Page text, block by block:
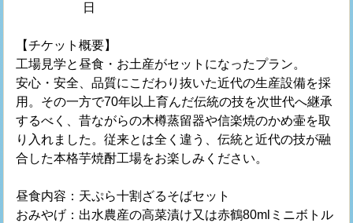
日
【チケット概要】
工場見学と昼食・お土産がセットになったプラン。
安心・安全、品質にこだわり抜いた近代の生産設備を採
用。その一方で70年以上育んだ伝統の技を次世代へ継承
するべく、昔ながらの木樽蒸留器や信楽焼のかめ壷を取
り入れました。従来とは全く違う、伝統と近代の技が融
合した本格芋焼酎工場をお楽しみください。
昼食内容：天ぷら十割ざるそばセット
おみやげ：出水農産の高菜漬け又は赤鶴80mlミニボトル